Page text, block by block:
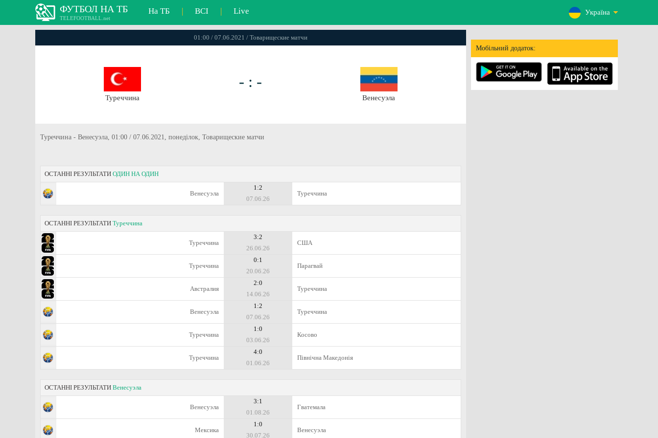
ФУТБОЛ НА ТБ
TELEFOOTBALL.net
На ТБ | ВСІ | Live Україна
Мобільний додаток:
01:00 / 07.06.2021 / Товарищеские матчи
Туреччина
- : -
Венесуэла
Туреччина - Венесуэла, 01:00 / 07.06.2021, понеділок, Товарищеские матчи
ОСТАННІ РЕЗУЛЬТАТИ ОДИН НА ОДИН
Венесуэла
1:2
07.06.26
Туреччина
ОСТАННІ РЕЗУЛЬТАТИ Туреччина
Туреччина
3:2
26.06.26
США
Туреччина
0:1
20.06.26
Парагвай
Австралия
2:0
14.06.26
Туреччина
Венесуэла
1:2
07.06.26
Туреччина
Туреччина
1:0
03.06.26
Косово
Туреччина
4:0
01.06.26
Північна Македонія
ОСТАННІ РЕЗУЛЬТАТИ Венесуэла
Венесуэла
3:1
01.08.26
Гватемала
Мексика
1:0
30.07.26
Венесуэла